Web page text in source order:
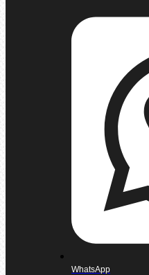
WhatsApp